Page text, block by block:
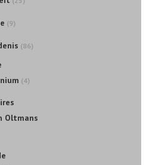
(9)
(86)
(4)
Oltmans